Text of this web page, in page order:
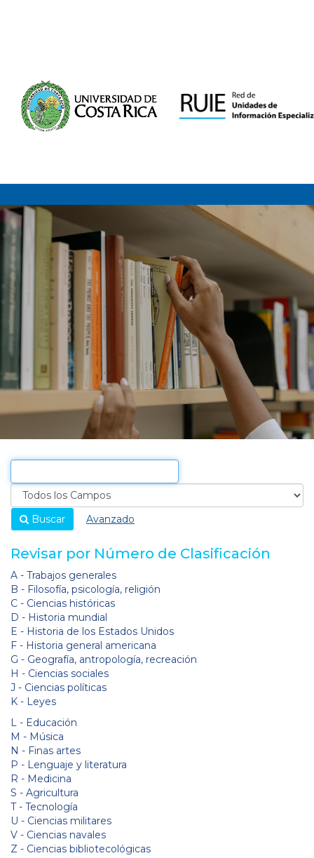
Buscar Avanzado
Revisar por Número de Clasificación
A - Trabajos generales
B - Filosofía, psicología, religión
C - Ciencias históricas
D - Historia mundial
E - Historia de los Estados Unidos
F - Historia general americana
G - Geografía, antropología, recreación
H - Ciencias sociales
J - Ciencias políticas
K - Leyes
L - Educación
M - Música
N - Finas artes
P - Lenguaje y literatura
R - Medicina
S - Agricultura
T - Tecnología
U - Ciencias militares
V - Ciencias navales
Z - Ciencias bibliotecológicas